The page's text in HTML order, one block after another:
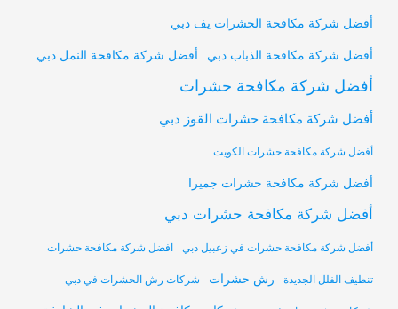
أفضل شركة مكافحة الحشرات يف دبي
أفضل شركة مكافحة الذباب دبي أفضل شركة مكافحة النمل دبي
أفضل شركة مكافحة حشرات
أفضل شركة مكافحة حشرات القوز دبي
أفضل شركة مكافحة حشرات الكويت
أفضل شركة مكافحة حشرات جميرا
أفضل شركة مكافحة حشرات دبي
أفضل شركة مكافحة حشرات في زعبيل دبي افضل شركة مكافحة حشرات
تنظيف الفلل الجديدة رش حشرات شركات رش الحشرات في دبي